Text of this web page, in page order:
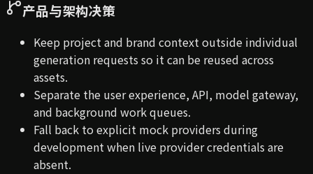
产品与架构决策
Keep project and brand context outside individual
generation requests so it can be reused across
assets.
Separate the user experience, API, model gateway,
and background work queues.
Fall back to explicit mock providers during
development when live provider credentials are
absent.